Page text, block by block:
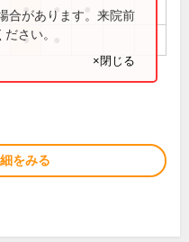
● ●
●
合があります。来院前
さい。
×閉じる
をみる